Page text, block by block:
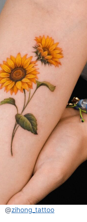
@zihong_tattoo